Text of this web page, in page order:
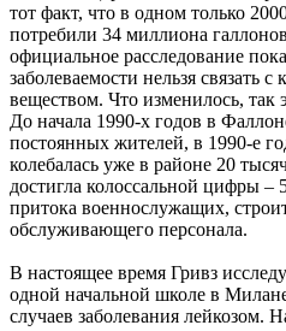
тот факт, что в одном только
потребили 34 миллиона
официальное расследование
заболеваемости нельзя связать
веществом. Что изменилось, так
До начала 1990-х годов в
постоянных жителей, в 1990-е
колебалась уже в районе 20
достигла колоссальной цифры –
притока военнослужащих,
обслуживающего персонала.
В настоящее время Гривз
одной начальной школе в
случаев заболевания лейкозом.